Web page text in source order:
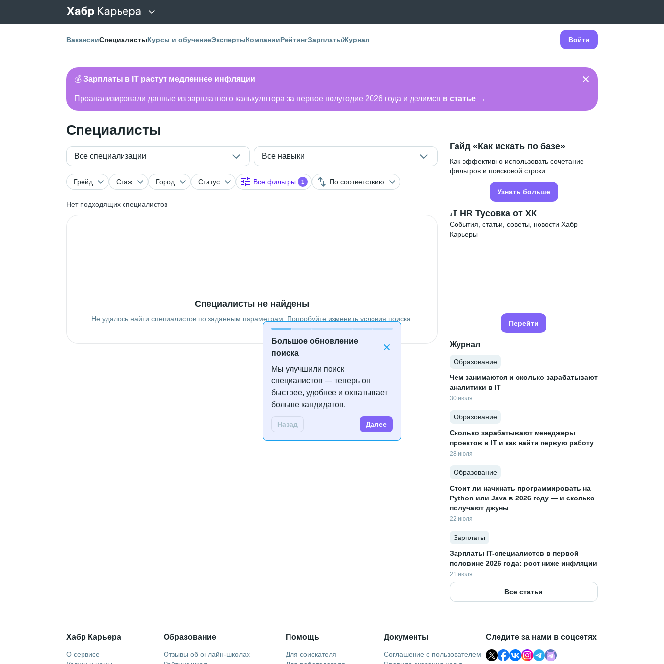
ВакансииСпециалистыКурсы и обучениеЭкспертыКомпанииРейтингЗарплатыЖурнал Войти
💰 Зарплаты в IT растут медленнее инфляции
Проанализировали данные из зарплатного калькулятора за первое полугодие 2026 года и делимся в статье →
Специалисты
Все специализации Все навыки
Грейд Стаж Город Статус Все фильтры 1 По соответствию
Нет подходящих специалистов
Большое обновление
поиска
Мы улучшили поиск
специалистов — теперь он
быстрее, удобнее и охватывает
больше кандидатов.
Назад Далее
Специалисты не найдены
Не удалось найти специалистов по заданным параметрам. Попробуйте изменить условия поиска.
Гайд «Как искать по базе»
Как эффективно использовать сочетание
фильтров и поисковой строки
Узнать больше
IT HR Тусовка от ХК
События, статьи, советы, новости Хабр
Карьеры
Перейти
Журнал
Образование
Чем занимаются и сколько зарабатывают
аналитики в IT
30 июля
Образование
Сколько зарабатывают менеджеры
проектов в IT и как найти первую работу
28 июля
Образование
Стоит ли начинать программировать на
Python или Java в 2026 году — и сколько
получают джуны
22 июля
Зарплаты
Зарплаты IT-специалистов в первой
половине 2026 года: рост ниже инфляции
21 июля
Все статьи
Хабр Карьера
О сервисе
Образование
Отзывы об онлайн-школах
Помощь
Для соискателя
Документы
Соглашение с пользователем
Следите за нами в соцсетях